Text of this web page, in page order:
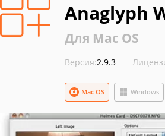
Anaglyph
Для Mac OS
Версия:2.9.3
Mac OS Windows